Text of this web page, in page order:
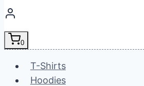
0
T-Shirts
Hoodies